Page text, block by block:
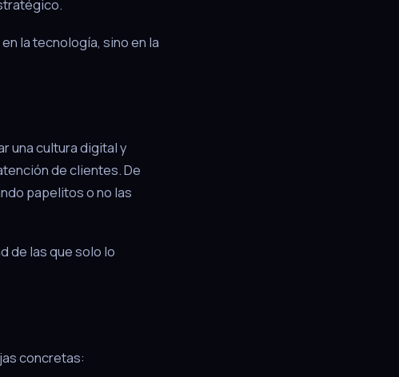
la tecnología, sino en la
una cultura digital y
de clientes. De
papelitos o no las
de las que solo lo
concretas: